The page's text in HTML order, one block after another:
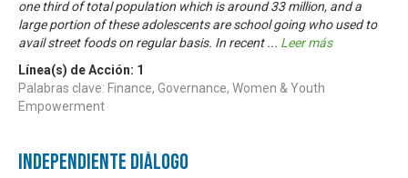
one third of total population which is around 33 million, and a
large portion of these adolescents are school going who used to
avail street foods on regular basis. In recent... Leer más
Línea(s) de Acción: 1
Palabras clave: Finance, Governance, Women & Youth
Empowerment
Independiente Diálogo